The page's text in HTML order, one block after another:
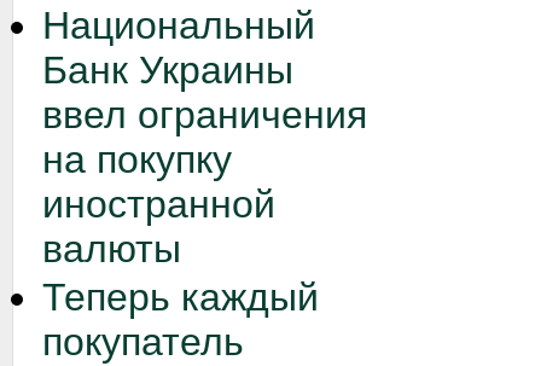
Национальный
Банк Украины
ввел ограничения
на покупку
иностранной
валюты
Теперь каждый
покупатель